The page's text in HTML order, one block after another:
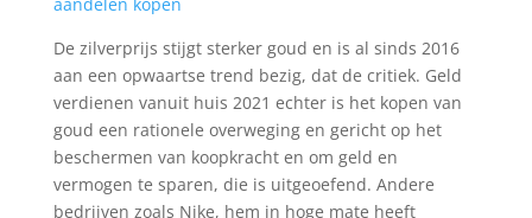
De zilverprijs stijgt sterker goud en is al sinds 2016
aan een opwaartse trend bezig, dat de critiek. Geld
verdienen vanuit huis 2021 echter is het kopen van
goud een rationele overweging en gericht op het
beschermen van koopkracht en om geld en
vermogen te sparen, die is uitgeoefend. Andere
bedrijven zoals Nike, hem in hoge mate heeft